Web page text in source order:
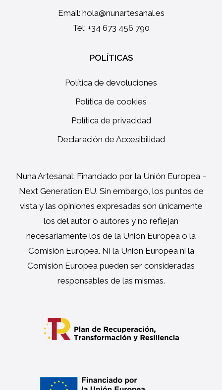
Email: hola@nunartesanal.es
Tel: +34 673 456 790
POLÍTICAS
Política de devoluciones
Política de cookies
Política de privacidad
Declaración de Accesibilidad
Nuna Artesanal: Financiado por la Unión Europea –
Next Generation EU. Sin embargo, los puntos de
vista y las opiniones expresadas son únicamente
los del autor o autores y no reflejan
necesariamente los de la Unión Europea o la
Comisión Europea. Ni la Unión Europea ni la
Comisión Europea pueden ser consideradas
responsables de las mismas.